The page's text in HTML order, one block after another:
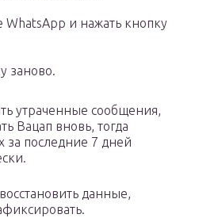
и нажать кнопку
заново.
утраченные сообщения,
Вацап вновь, тогда
за последние 7 дней
данные,